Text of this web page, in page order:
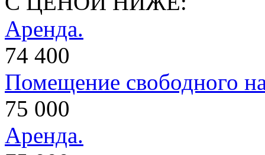
Аренда.
74 400
Помещение свободного
75 000
Аренда.